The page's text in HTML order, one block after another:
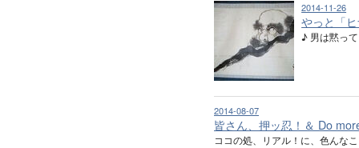
2014-11-26
やっと「
♪ 男は黙っ
2014-08-07
皆さん、押ッ忍！＆ Do
ココの処、リアル！に、色んな